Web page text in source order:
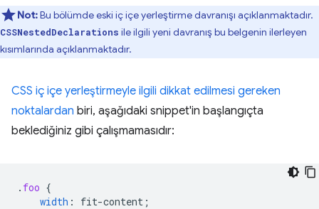
Not:Bu bölümde eski iç içe yerleştirme davranışı açıklanmaktadır.
CSSNestedDeclarations ile ilgili yeni davranış bu belgenin ilerleyen
kısımlarında açıklanmaktadır.
CSS iç içe yerleştirmeyle ilgili dikkat edilmesi gereken
noktalardan biri, aşağıdaki snippet'in başlangıçta
beklediğiniz gibi çalışmamasıdır:
. foo {
width : fit-content ;